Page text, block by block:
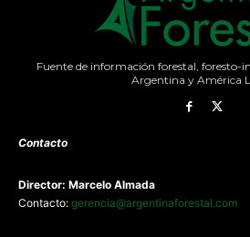
Fuente de información forestal, foresto-
Argentina y América
Contacto
Director: Marcelo Almada
Contacto: gerencia@argentinaforestal.com